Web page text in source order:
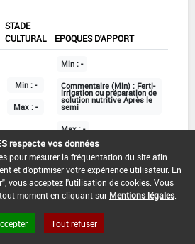
STADE
CULTURAL
EPOQUES D'APPORT
Min : -
Max : -
Min : -
Commentaire (Min) : Ferti-
irrigation ou préparation de
solution nutritive Après le
semi
Max :-
DE L'USAGE :
respecte vos données
pour mesurer la fréquentation du site afin
et d'optimiser votre expérience utilisateur. En
vous acceptez l'utilisation de cookies. Vous
moment en cliquant sur Mentions légales
Tout refuser